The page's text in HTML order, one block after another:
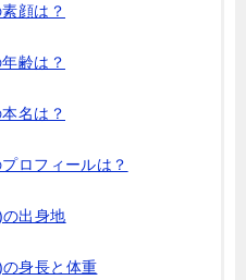
顔は？
齢は？
名は？
ロフィールは？
出身地
身長と体重